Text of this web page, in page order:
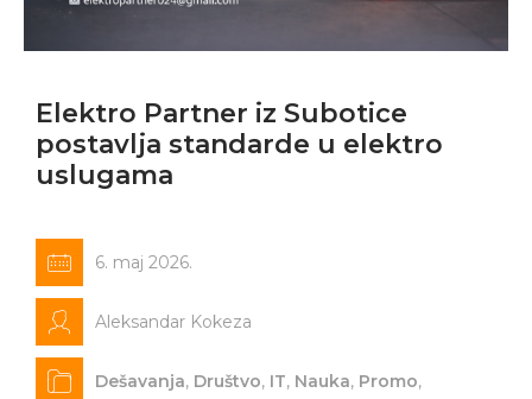
Elektro Partner iz Subotice
postavlja standarde u elektro
uslugama
6. maj 2026.
Aleksandar Kokeza
Dešavanja, Društvo, IT, Nauka, Promo,